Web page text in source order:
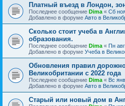
Платный въезд в Лондон,
Последнее сообщение Dima « Сб
Добавлено в форуме Авто в
Сколько стоит учеба в
образования.
Последнее сообщение Dima « Пн
Добавлено в форуме Учеба в
Обновления правил
Великобритании с 2022 года
Последнее сообщение Dima « Вс
Добавлено в форуме Авто в
Старый или новый дом в